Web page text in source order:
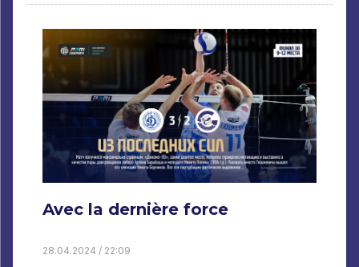
Avec la dernière force
28.04.2024 / 22:09